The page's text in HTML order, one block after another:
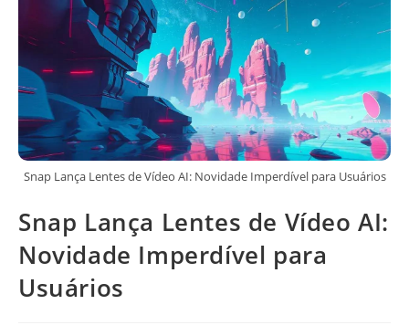
Snap Lança Lentes de Vídeo AI: Novidade Imperdível para Usuários
Snap Lança Lentes de Vídeo AI:
Novidade Imperdível para
Usuários